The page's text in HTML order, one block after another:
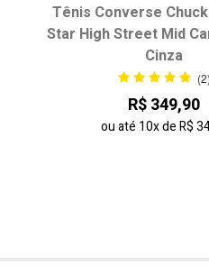
Tênis Converse
Star High Street Mid
Cinza
(2)
R$ 349,90
ou até 10xdeR$